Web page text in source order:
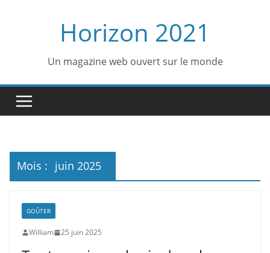
Horizon 2021
Un magazine web ouvert sur le monde
Mois : juin 2025
GOÛTER
William 25 juin 2025